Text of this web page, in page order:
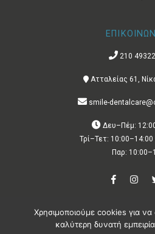
210
Ατταλείας 61,
smile-
Δευ–Πέμ:
Τρί–Τετ:
Παρ:
Copyright © 2021 – All rights reserved |
Χρησιμοποιούμε cookies για
καλύτερη δυνατή